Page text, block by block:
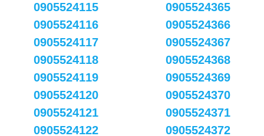
0905524115
0905524116
0905524117
0905524118
0905524119
0905524120
0905524121
0905524122
0905524365
0905524366
0905524367
0905524368
0905524369
0905524370
0905524371
0905524372